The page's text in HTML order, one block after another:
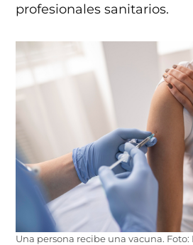
profesionales sanitarios.
Una persona recibe una vacuna. Foto: